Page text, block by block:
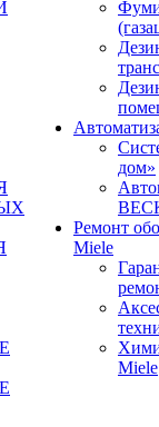
дом»
Ремонт
Miele
Miele